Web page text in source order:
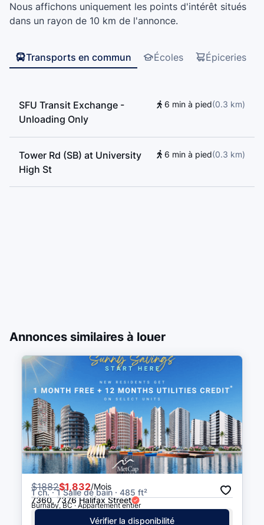
Nous affichons uniquement les points d'intérêt situés
dans un rayon de 10 km de l'annonce.
Transports en commun Écoles Épiceries
SFU Transit Exchange -
Unloading Only
6 min à pied(0.3 km)
Tower Rd (SB) at University
High St
6 min à pied(0.3 km)
Annonces similaires à louer
$1882$1,832/Mois
1 ch. · 1 Salle de bain · 485 ft²
7360, 7376 Halifax Street
Burnaby, BC · Appartement entier
Vérifier la disponibilité